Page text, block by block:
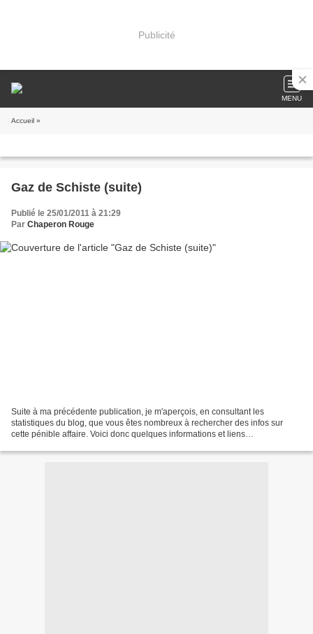
Publicité
MENU
Accueil »
Gaz de Schiste (suite)
Publié le 25/01/2011 à 21:29
Par Chaperon Rouge
Suite à ma précédente publication, je m'aperçois, en consultant les
statistiques du blog, que vous êtes nombreux à rechercher des infos sur
cette pénible affaire. Voici donc quelques informations et liens